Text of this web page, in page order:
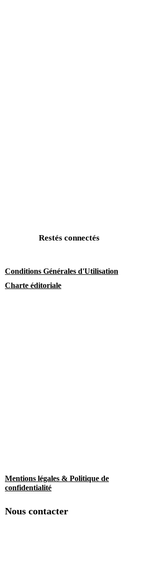
Restés connectés
Conditions Générales d'Utilisation
Charte éditoriale
Mentions légales & Politique de
confidentialité
Nous contacter